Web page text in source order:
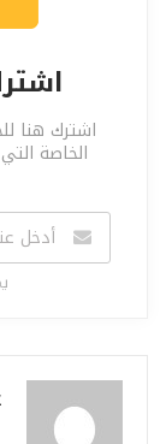
اشترك هنا
الخاصة